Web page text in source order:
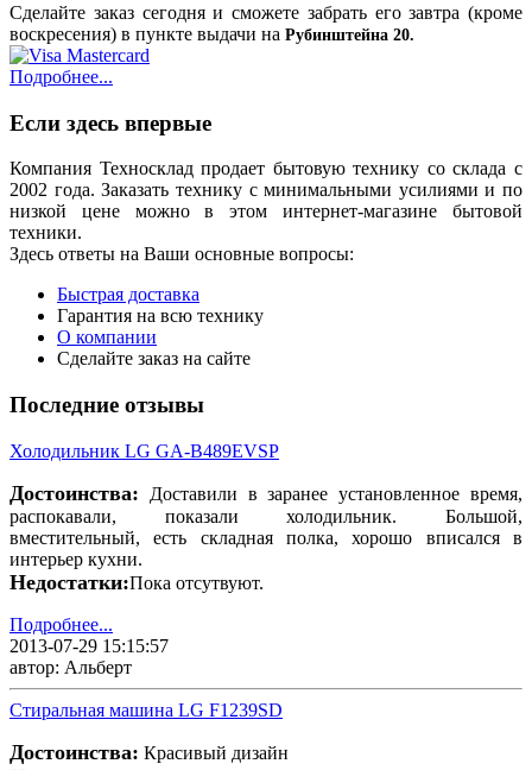
Сделайте заказ сегодня и сможете забрать его завтра (кроме
воскресения) в пункте выдачи на Рубинштейна 20.
Подробнее...
Если здесь впервые
Компания Техносклад продает бытовую технику со склада с
2002 года. Заказать технику с минимальными усилиями и по
низкой цене можно в этом интернет-магазине бытовой
техники.
Здесь ответы на Ваши основные вопросы:
Быстрая доставка
Гарантия на всю технику
О компании
Сделайте заказ на сайте
Последние отзывы
Холодильник LG GA-B489EVSP
Достоинства: Доставили в заранее установленное время,
распокавали, показали холодильник. Большой,
вместительный, есть складная полка, хорошо вписался в
интерьер кухни.
Недостатки:Пока отсутвуют.
Подробнее...
2013-07-29 15:15:57
автор: Альберт
Стиральная машина LG F1239SD
Достоинства: Красивый дизайн